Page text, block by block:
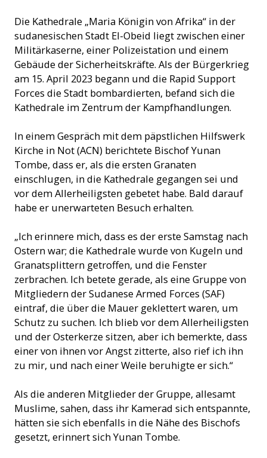
Die Kathedrale „Maria Königin von Afrika“ in der
sudanesischen Stadt El-Obeid liegt zwischen einer
Militärkaserne, einer Polizeistation und einem
Gebäude der Sicherheitskräfte. Als der Bürgerkrieg
am 15. April 2023 begann und die Rapid Support
Forces die Stadt bombardierten, befand sich die
Kathedrale im Zentrum der Kampfhandlungen.
In einem Gespräch mit dem päpstlichen Hilfswerk
Kirche in Not (ACN) berichtete Bischof Yunan
Tombe, dass er, als die ersten Granaten
einschlugen, in die Kathedrale gegangen sei und
vor dem Allerheiligsten gebetet habe. Bald darauf
habe er unerwarteten Besuch erhalten.
„Ich erinnere mich, dass es der erste Samstag nach
Ostern war; die Kathedrale wurde von Kugeln und
Granatsplittern getroffen, und die Fenster
zerbrachen. Ich betete gerade, als eine Gruppe von
Mitgliedern der Sudanese Armed Forces (SAF)
eintraf, die über die Mauer geklettert waren, um
Schutz zu suchen. Ich blieb vor dem Allerheiligsten
und der Osterkerze sitzen, aber ich bemerkte, dass
einer von ihnen vor Angst zitterte, also rief ich ihn
zu mir, und nach einer Weile beruhigte er sich.“
Als die anderen Mitglieder der Gruppe, allesamt
Muslime, sahen, dass ihr Kamerad sich entspannte,
hätten sie sich ebenfalls in die Nähe des Bischofs
gesetzt, erinnert sich Yunan Tombe.